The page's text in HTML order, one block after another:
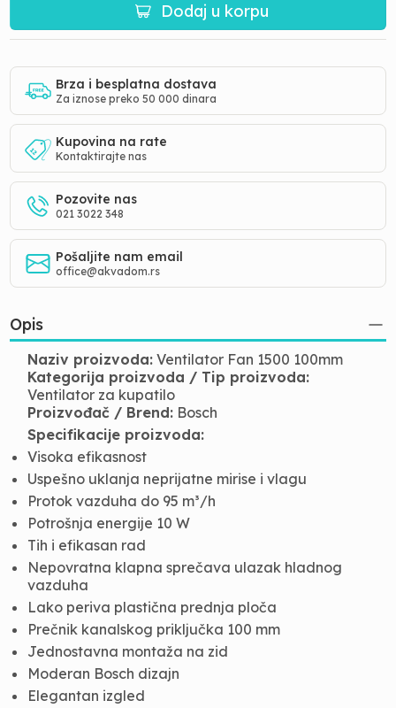
Dodaj u korpu
Brza i besplatna dostava
Za iznose preko 50 000 dinara
Kupovina na rate
Kontaktirajte nas
Pozovite nas
021 3022 348
Pošaljite nam email
office@akvadom.rs
Opis
Naziv proizvoda: Ventilator Fan 1500 100mm
Kategorija proizvoda / Tip proizvoda:
Ventilator za kupatilo
Proizvođač / Brend: Bosch
Specifikacije proizvoda:
Visoka efikasnost
Uspešno uklanja neprijatne mirise i vlagu
Protok vazduha do 95 m³/h
Potrošnja energije 10 W
Tih i efikasan rad
Nepovratna klapna sprečava ulazak hladnog
vazduha
Lako periva plastična prednja ploča
Prečnik kanalskog priključka 100 mm
Jednostavna montaža na zid
Moderan Bosch dizajn
Elegantan izgled